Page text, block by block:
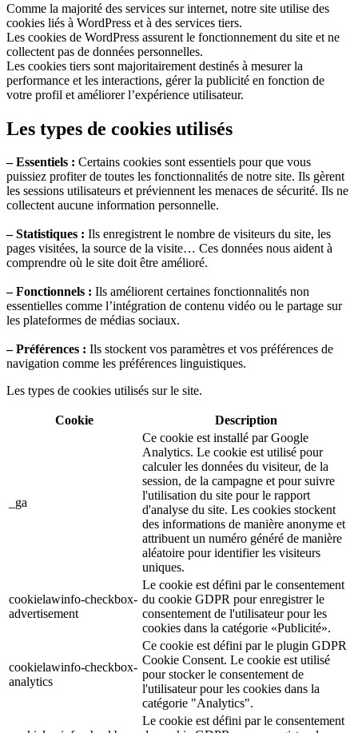
Comme la majorité des services sur internet, notre site utilise des
cookies liés à WordPress et à des services tiers.
Les cookies de WordPress assurent le fonctionnement du site et ne
collectent pas de données personnelles.
Les cookies tiers sont majoritairement destinés à mesurer la
performance et les interactions, gérer la publicité en fonction de
votre profil et améliorer l’expérience utilisateur.
Les types de cookies utilisés
– Essentiels : Certains cookies sont essentiels pour que vous
puissiez profiter de toutes les fonctionnalités de notre site. Ils gèrent
les sessions utilisateurs et préviennent les menaces de sécurité. Ils ne
collectent aucune information personnelle.
– Statistiques : Ils enregistrent le nombre de visiteurs du site, les
pages visitées, la source de la visite… Ces données nous aident à
comprendre où le site doit être amélioré.
– Fonctionnels : Ils améliorent certaines fonctionnalités non
essentielles comme l’intégration de contenu vidéo ou le partage sur
les plateformes de médias sociaux.
– Préférences : Ils stockent vos paramètres et vos préférences de
navigation comme les préférences linguistiques.
Les types de cookies utilisés sur le site.
Cookie Description
_ga
Ce cookie est installé par Google
Analytics. Le cookie est utilisé pour
calculer les données du visiteur, de la
session, de la campagne et pour suivre
l'utilisation du site pour le rapport
d'analyse du site. Les cookies stockent
des informations de manière anonyme et
attribuent un numéro généré de manière
aléatoire pour identifier les visiteurs
uniques.
cookielawinfo-checkbox-
advertisement
Le cookie est défini par le consentement
du cookie GDPR pour enregistrer le
consentement de l'utilisateur pour les
cookies dans la catégorie «Publicité».
cookielawinfo-checkbox-
analytics
Ce cookie est défini par le plugin GDPR
Cookie Consent. Le cookie est utilisé
pour stocker le consentement de
l'utilisateur pour les cookies dans la
catégorie "Analytics".
Le cookie est défini par le consentement